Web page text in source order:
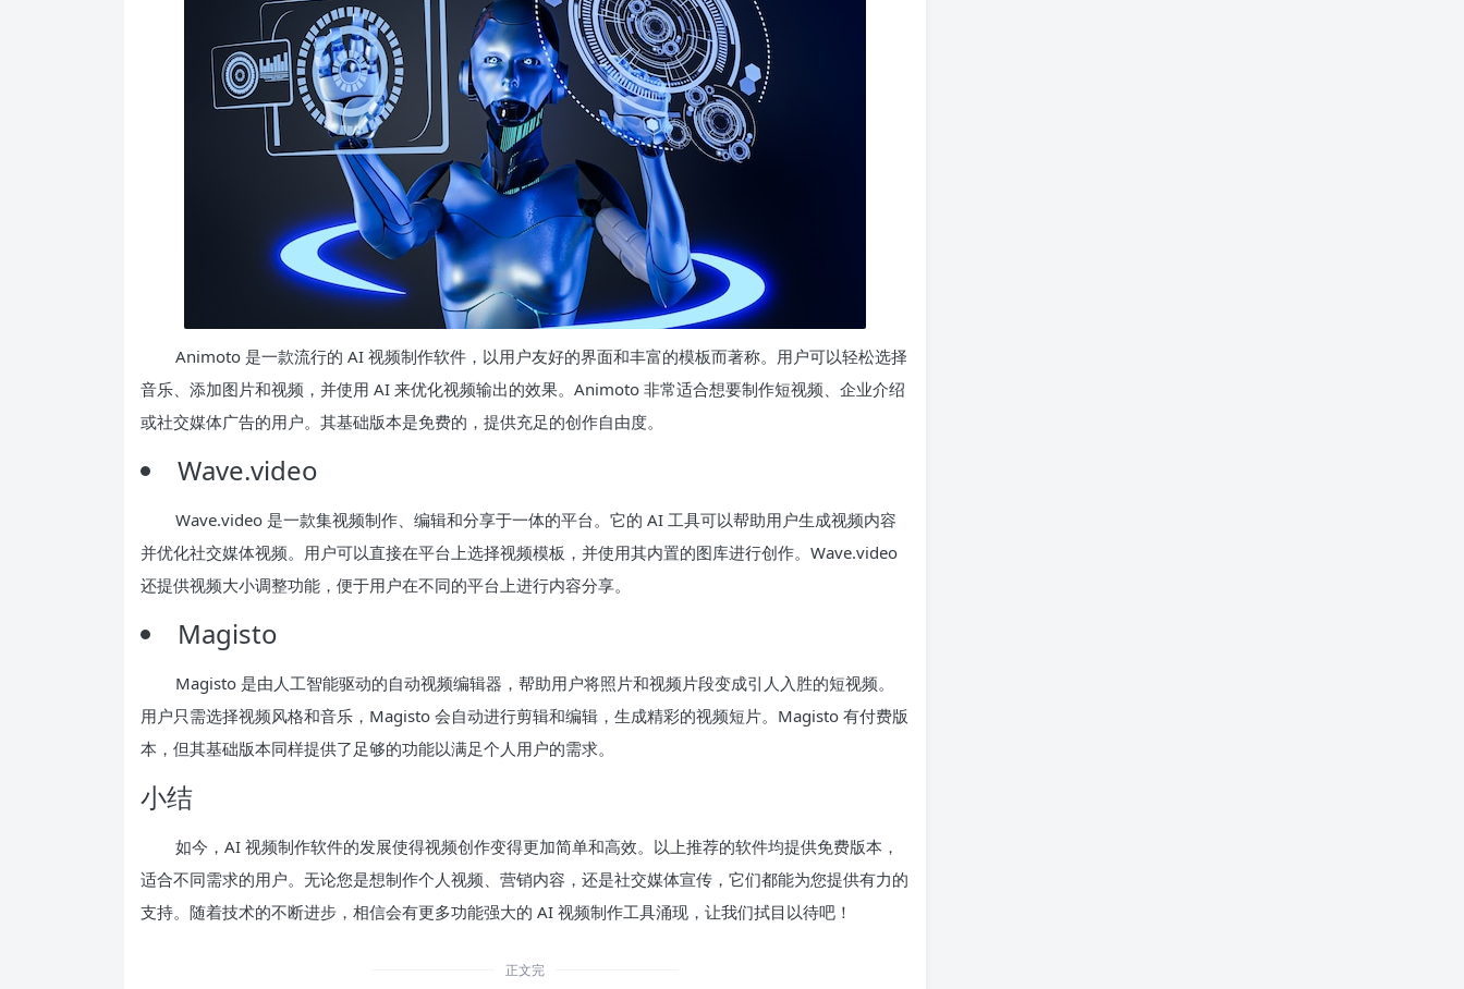
Animoto 是一款流行的 AI 视频制作软件，以用户友好的界面和丰富的模板而著称。用户可以轻松选择
音乐、添加图片和视频，并使用 AI 来优化视频输出的效果。Animoto 非常适合想要制作短视频、企业介绍
或社交媒体广告的用户。其基础版本是免费的，提供充足的创作自由度。
Wave.video
Wave.video 是一款集视频制作、编辑和分享于一体的平台。它的 AI 工具可以帮助用户生成视频内容
并优化社交媒体视频。用户可以直接在平台上选择视频模板，并使用其内置的图库进行创作。Wave.video
还提供视频大小调整功能，便于用户在不同的平台上进行内容分享。
Magisto
Magisto 是由人工智能驱动的自动视频编辑器，帮助用户将照片和视频片段变成引人入胜的短视频。
用户只需选择视频风格和音乐，Magisto 会自动进行剪辑和编辑，生成精彩的视频短片。Magisto 有付费版
本，但其基础版本同样提供了足够的功能以满足个人用户的需求。
小结
如今，AI 视频制作软件的发展使得视频创作变得更加简单和高效。以上推荐的软件均提供免费版本，
适合不同需求的用户。无论您是想制作个人视频、营销内容，还是社交媒体宣传，它们都能为您提供有力的
支持。随着技术的不断进步，相信会有更多功能强大的 AI 视频制作工具涌现，让我们拭目以待吧！
正文完